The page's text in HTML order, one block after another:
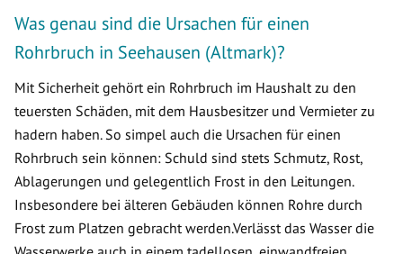
Was genau sind die Ursachen für einen
Rohrbruch in Seehausen (Altmark)?
Mit Sicherheit gehört ein Rohrbruch im Haushalt zu den
teuersten Schäden, mit dem Hausbesitzer und Vermieter zu
hadern haben. So simpel auch die Ursachen für einen
Rohrbruch sein können: Schuld sind stets Schmutz, Rost,
Ablagerungen und gelegentlich Frost in den Leitungen.
Insbesondere bei älteren Gebäuden können Rohre durch
Frost zum Platzen gebracht werden.Verlässt das Wasser die